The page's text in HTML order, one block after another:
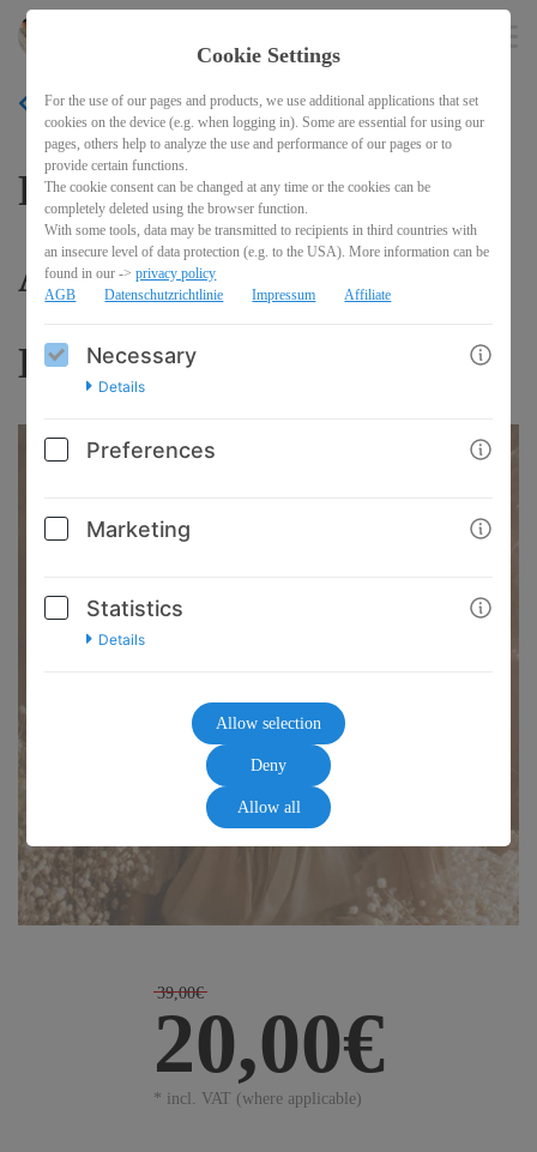
BACK
RECONNECT -
Astrologische Voice +
Duftanker für Löwe
39,00€
20,00€
* incl. VAT (where applicable)
Cookie Settings
For the use of our pages and products, we use additional applications that set
cookies on the device (e.g. when logging in). Some are essential for using our
pages, others help to analyze the use and performance of our pages or to
provide certain functions.
The cookie consent can be changed at any time or the cookies can be
completely deleted using the browser function.
With some tools, data may be transmitted to recipients in third countries with
an insecure level of data protection (e.g. to the USA). More information can be
found in our ->privacy policy
AGB
Datenschutzrichtlinie Impressum Affiliate
Necessary
Details
Preferences
Marketing
Statistics
Details
Allow selection
Deny
Allow all